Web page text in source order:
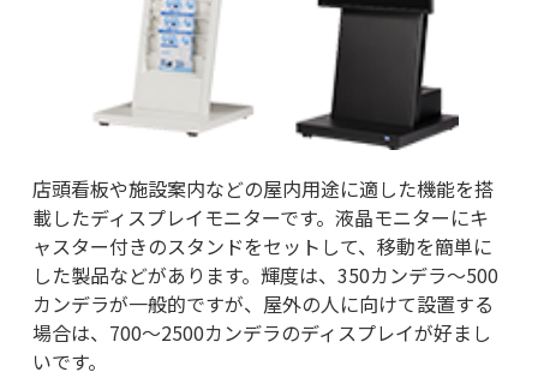
店頭看板や施設案内などの屋内用途に適した機能を搭
載したディスプレイモニターです。液晶モニターにキ
ャスター付きのスタンドをセットして、移動を簡単に
した製品などがあります。輝度は、350カンデラ～500
カンデラが一般的ですが、屋外の人に向けて設置する
場合は、700～2500カンデラのディスプレイが好まし
いです。